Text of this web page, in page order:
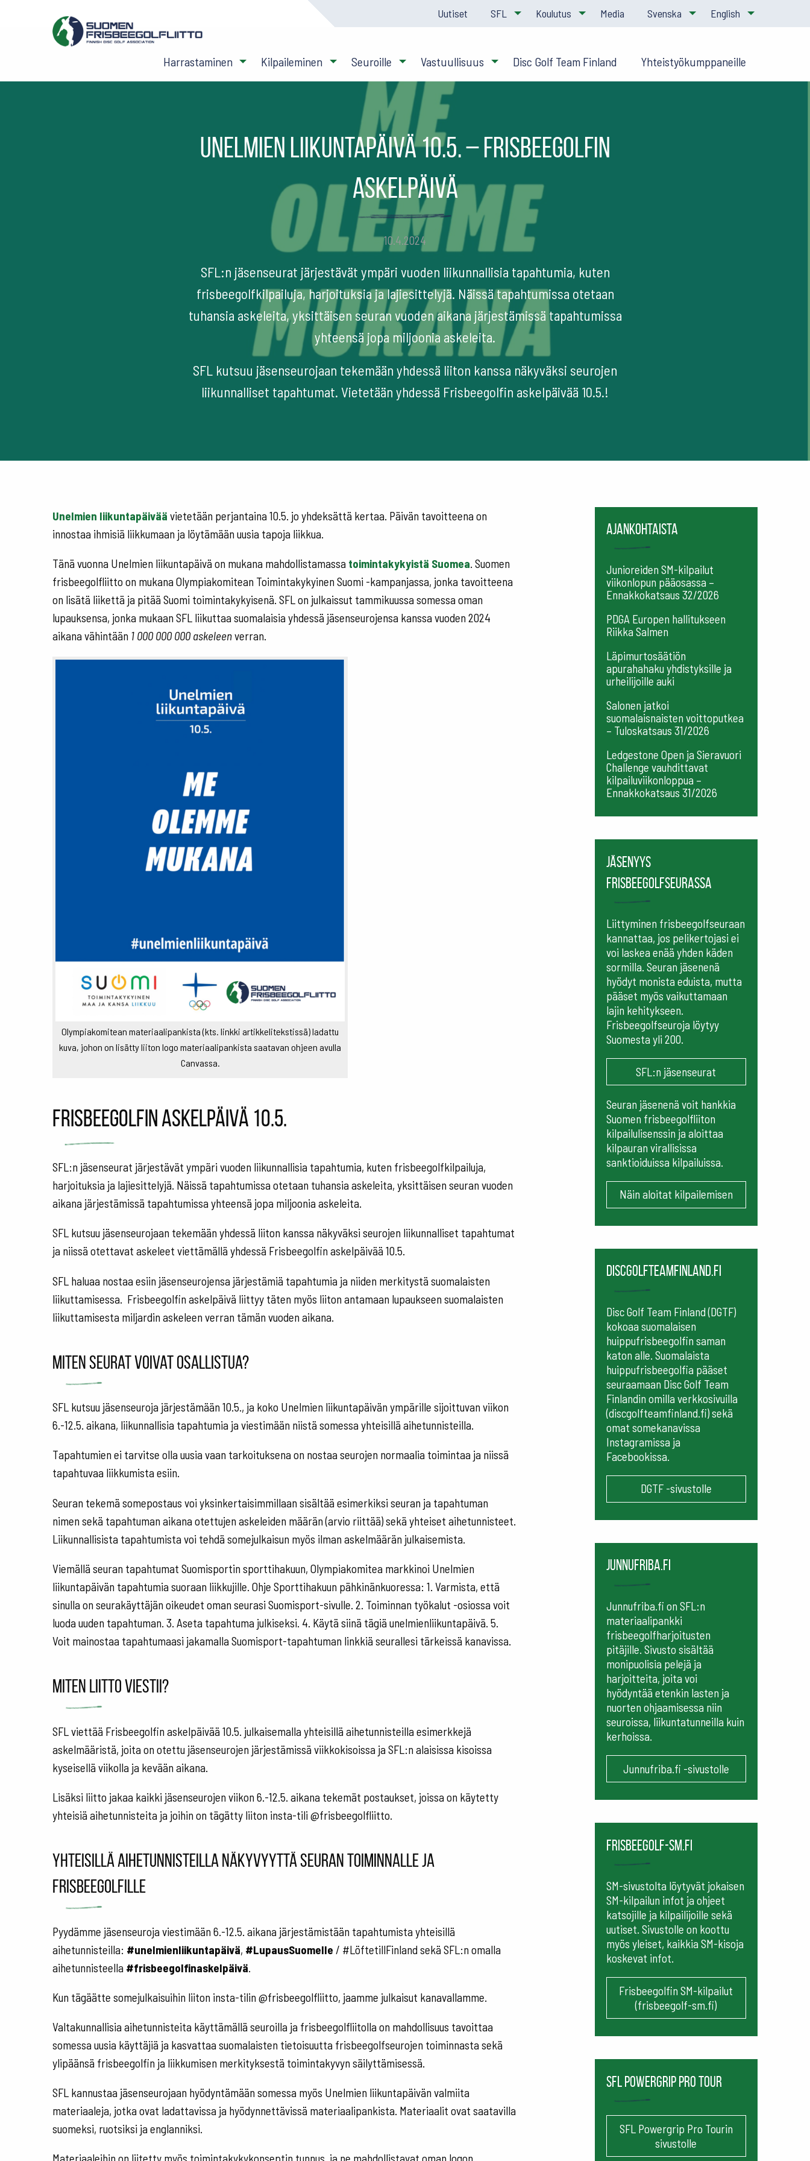
Uutiset SFL Koulutus Media Svenska English
Harrastaminen Kilpaileminen Seuroille Vastuullisuus Disc Golf Team Finland Yhteistyökumppaneille
Unelmien liikuntapäivä 10.5. – Frisbeegolfin
askelpäivä
10.4.2024
SFL:n jäsenseurat järjestävät ympäri vuoden liikunnallisia tapahtumia, kuten
frisbeegolfkilpailuja, harjoituksia ja lajiesittelyjä. Näissä tapahtumissa otetaan
tuhansia askeleita, yksittäisen seuran vuoden aikana järjestämissä tapahtumissa
yhteensä jopa miljoonia askeleita.
SFL kutsuu jäsenseurojaan tekemään yhdessä liiton kanssa näkyväksi seurojen
liikunnalliset tapahtumat. Vietetään yhdessä Frisbeegolfin askelpäivää 10.5.!
Unelmien liikuntapäivää vietetään perjantaina 10.5. jo yhdeksättä kertaa. Päivän tavoitteena on
innostaa ihmisiä liikkumaan ja löytämään uusia tapoja liikkua.
Tänä vuonna Unelmien liikuntapäivä on mukana mahdollistamassa toimintakykyistä Suomea. Suomen
frisbeegolfliitto on mukana Olympiakomitean Toimintakykyinen Suomi -kampanjassa, jonka tavoitteena
on lisätä liikettä ja pitää Suomi toimintakykyisenä. SFL on julkaissut tammikuussa somessa oman
lupauksensa, jonka mukaan SFL liikuttaa suomalaisia yhdessä jäsenseurojensa kanssa vuoden 2024
aikana vähintään 1 000 000 000 askeleenverran.
Olympiakomitean materiaalipankista (kts. linkki artikkelitekstissä) ladattu
kuva, johon on lisätty liiton logo materiaalipankista saatavan ohjeen avulla
Canvassa.
Frisbeegolfin askelpäivä 10.5.
SFL:n jäsenseurat järjestävät ympäri vuoden liikunnallisia tapahtumia, kuten frisbeegolfkilpailuja,
harjoituksia ja lajiesittelyjä. Näissä tapahtumissa otetaan tuhansia askeleita, yksittäisen seuran vuoden
aikana järjestämissä tapahtumissa yhteensä jopa miljoonia askeleita.
SFL kutsuu jäsenseurojaan tekemään yhdessä liiton kanssa näkyväksi seurojen liikunnalliset tapahtumat
ja niissä otettavat askeleet viettämällä yhdessä Frisbeegolfin askelpäivää 10.5.
SFL haluaa nostaa esiin jäsenseurojensa järjestämiä tapahtumia ja niiden merkitystä suomalaisten
liikuttamisessa. Frisbeegolfin askelpäivä liittyy täten myös liiton antamaan lupaukseen suomalaisten
liikuttamisesta miljardin askeleen verran tämän vuoden aikana.
Miten seurat voivat osallistua?
SFL kutsuu jäsenseuroja järjestämään 10.5., ja koko Unelmien liikuntapäivän ympärille sijoittuvan viikon
6.-12.5. aikana, liikunnallisia tapahtumia ja viestimään niistä somessa yhteisillä aihetunnisteilla.
Tapahtumien ei tarvitse olla uusia vaan tarkoituksena on nostaa seurojen normaalia toimintaa ja niissä
tapahtuvaa liikkumista esiin.
Seuran tekemä somepostaus voi yksinkertaisimmillaan sisältää esimerkiksi seuran ja tapahtuman
nimen sekä tapahtuman aikana otettujen askeleiden määrän (arvio riittää) sekä yhteiset aihetunnisteet.
Liikunnallisista tapahtumista voi tehdä somejulkaisun myös ilman askelmäärän julkaisemista.
Viemällä seuran tapahtumat Suomisportin sporttihakuun, Olympiakomitea markkinoi Unelmien
liikuntapäivän tapahtumia suoraan liikkujille. Ohje Sporttihakuun pähkinänkuoressa: 1. Varmista, että
sinulla on seurakäyttäjän oikeudet oman seurasi Suomisport-sivulle. 2. Toiminnan työkalut -osiossa voit
luoda uuden tapahtuman. 3. Aseta tapahtuma julkiseksi. 4. Käytä siinä tägiä unelmienliikuntapäivä. 5.
Voit mainostaa tapahtumaasi jakamalla Suomisport-tapahtuman linkkiä seurallesi tärkeissä kanavissa.
Miten liitto viestii?
SFL viettää Frisbeegolfin askelpäivää 10.5. julkaisemalla yhteisillä aihetunnisteilla esimerkkejä
askelmääristä, joita on otettu jäsenseurojen järjestämissä viikkokisoissa ja SFL:n alaisissa kisoissa
kyseisellä viikolla ja kevään aikana.
Lisäksi liitto jakaa kaikki jäsenseurojen viikon 6.-12.5. aikana tekemät postaukset, joissa on käytetty
yhteisiä aihetunnisteita ja joihin on tägätty liiton insta-tili @frisbeegolfliitto.
Yhteisillä aihetunnisteilla näkyvyyttä seuran toiminnalle ja
frisbeegolfille
Pyydämme jäsenseuroja viestimään 6.-12.5. aikana järjestämistään tapahtumista yhteisillä
aihetunnisteilla: #unelmienliikuntapäivä, #LupausSuomelle / #LöftetillFinland sekä SFL:n omalla
aihetunnisteella #frisbeegolfinaskelpäivä
Kun tägäätte somejulkaisuihin liiton insta-tilin @frisbeegolfliitto, jaamme julkaisut kanavallamme.
Valtakunnallisia aihetunnisteita käyttämällä seuroilla ja frisbeegolfliitolla on mahdollisuus tavoittaa
somessa uusia käyttäjiä ja kasvattaa suomalaisten tietoisuutta frisbeegolfseurojen toiminnasta sekä
ylipäänsä frisbeegolfin ja liikkumisen merkityksestä toimintakyvyn säilyttämisessä.
SFL kannustaa jäsenseurojaan hyödyntämään somessa myös Unelmien liikuntapäivän valmiita
materiaaleja, jotka ovat ladattavissa ja hyödynnettävissä materiaalipankista. Materiaalit ovat saatavilla
suomeksi, ruotsiksi ja englanniksi.
Ajankohtaista
Junioreiden SM-kilpailut
viikonlopun pääosassa –
Ennakkokatsaus 32/2026
PDGA Europen hallitukseen
Riikka Salmen
Läpimurtosäätiön
apurahahaku yhdistyksille ja
urheilijoille auki
Salonen jatkoi
suomalaisnaisten voittoputkea
– Tuloskatsaus 31/2026
Ledgestone Open ja Sieravuori
Challenge vauhdittavat
kilpailuviikonloppua –
Ennakkokatsaus 31/2026
Jäsenyys
frisbeegolfseurassa
Liittyminen frisbeegolfseuraan
kannattaa, jos pelikertojasi ei
voi laskea enää yhden käden
sormilla. Seuran jäsenenä
hyödyt monista eduista, mutta
pääset myös vaikuttamaan
lajin kehitykseen.
Frisbeegolfseuroja löytyy
Suomesta yli 200.
SFL:n jäsenseurat
Seuran jäsenenä voit hankkia
Suomen frisbeegolfliiton
kilpailulisenssin ja aloittaa
kilpauran virallisissa
sanktioiduissa kilpailuissa.
Näin aloitat kilpailemisen
Discgolfteamfinland.fi
Disc Golf Team Finland (DGTF)
kokoaa suomalaisen
huippufrisbeegolfin saman
katon alle. Suomalaista
huippufrisbeegolfia pääset
seuraamaan Disc Golf Team
Finlandin omilla verkkosivuilla
(discgolfteamfinland.fi) sekä
omat somekanavissa
Instagramissa ja
Facebookissa.
DGTF -sivustolle
Junnufriba.fi
Junnufriba.fi on SFL:n
materiaalipankki
frisbeegolfharjoitusten
pitäjille. Sivusto sisältää
monipuolisia pelejä ja
harjoitteita, joita voi
hyödyntää etenkin lasten ja
nuorten ohjaamisessa niin
seuroissa, liikuntatunneilla kuin
kerhoissa.
Junnufriba.fi -sivustolle
frisbeegolf-sm.fi
SM-sivustolta löytyvät jokaisen
SM-kilpailun infot ja ohjeet
katsojille ja kilpailijoille sekä
uutiset. Sivustolle on koottu
myös yleiset, kaikkia SM-kisoja
koskevat infot.
Frisbeegolfin SM-kilpailut
(frisbeegolf-sm.fi)
SFL Powergrip Pro Tour
SFL Powergrip Pro Tourin
sivustolle